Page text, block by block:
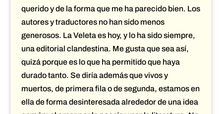
querido y de la forma que me ha parecido bien. Los
autores y traductores no han sido menos
generosos. La Veleta es hoy, y lo ha sido siempre,
una editorial clandestina. Me gusta que sea así,
quizá porque es lo que ha permitido que haya
durado tanto. Se diría además que vivos y
muertos, de primera fila o de segunda, estamos en
ella de forma desinteresada alrededor de una idea